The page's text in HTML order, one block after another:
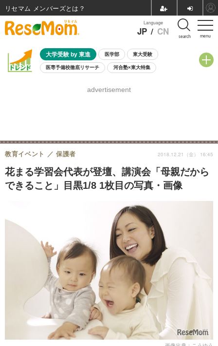
menu
Language
JP / CN search
大学受験 by 東進 医学部 東大受験
医専予備校徹底リサーチ 河合塾×東大特集
8月開催学校説明会・相談会
advertisement
花まる学習会代表が登壇、講演会「母親だから
できること」目黒1/8 1枚目の写真・画像
教育イベント 保護者 2018.12.21（金） 16:45
リセマム メンバーズ